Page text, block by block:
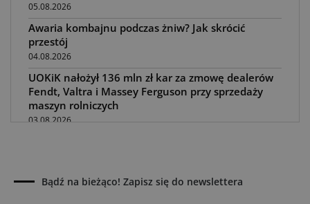
05.08.2026
Awaria kombajnu podczas żniw? Jak skrócić
przestój
04.08.2026
UOKiK nałożył 136 mln zł kar za zmowę dealerów
Fendt, Valtra i Massey Ferguson przy sprzedaży
maszyn rolniczych
03.08.2026
Rzepak hybrydowy: sposób na wyższą rentowność
Bądź na bieżąco! Zapisz się do newslettera